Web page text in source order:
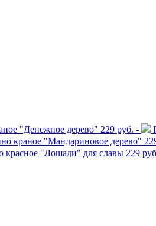
"Денежное дерево" 229 руб. -
краное "Мандариновое дерево"
красное "Лошади" для славы 229